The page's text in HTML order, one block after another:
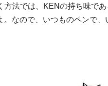
方法では、KENの持ち味で
。なので、いつものペンで